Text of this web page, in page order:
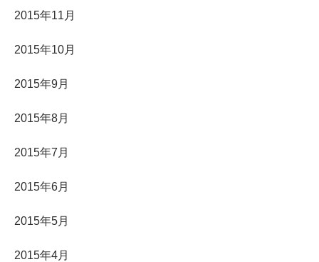
2015年11月
2015年10月
2015年9月
2015年8月
2015年7月
2015年6月
2015年5月
2015年4月